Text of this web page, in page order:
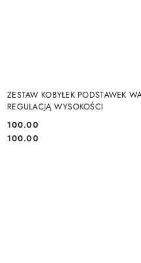
ZESTAW KOBYŁEK PODSTAWEK
REGULACJĄ WYSOKOŚCI
Cena:
100.00
Cena:
100.00